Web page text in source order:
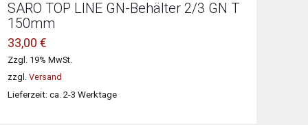
SARO TOP LINE GN-Behälter 2/3 GN T
150mm
33,00 €
Zzgl. 19% MwSt.
zzgl. Versand
Lieferzeit: ca. 2-3 Werktage